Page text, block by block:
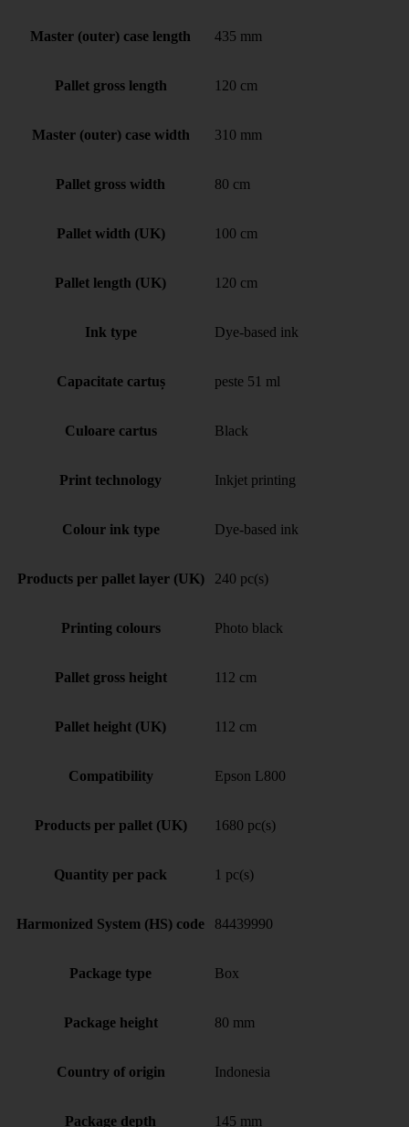
Master (outer) case length 435 mm
Pallet gross length 120 cm
Master (outer) case width 310 mm
Pallet gross width 80 cm
Pallet width (UK) 100 cm
Pallet length (UK) 120 cm
Ink type Dye-based ink
Capacitate cartuș peste 51 ml
Culoare cartus Black
Print technology Inkjet printing
Colour ink type Dye-based ink
Products per pallet layer (UK) 240 pc(s)
Printing colours Photo black
Pallet gross height 112 cm
Pallet height (UK) 112 cm
Compatibility Epson L800
Products per pallet (UK) 1680 pc(s)
Quantity per pack 1 pc(s)
Harmonized System (HS) code 84439990
Package type Box
Package height 80 mm
Country of origin Indonesia
Package depth 145 mm